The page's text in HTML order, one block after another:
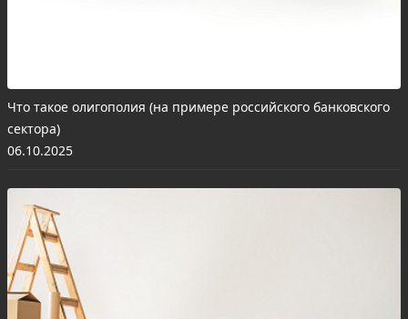
Что такое олигополия (на примере российского банковского
сектора)
06.10.2025